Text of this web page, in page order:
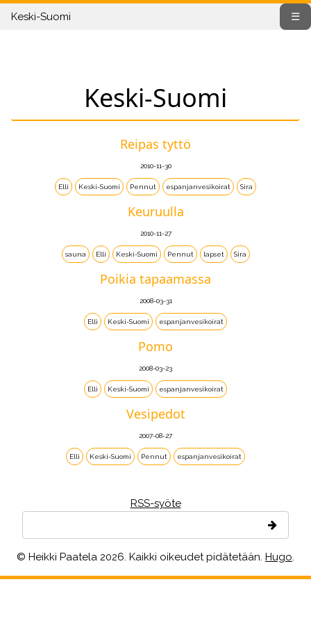
☰
Keski-Suomi
Keski-Suomi
Reipas tyttö
2010-11-30
Elli Keski-Suomi Pennut espanjanvesikoirat Sira
Keuruulla
2010-11-27
sauna Elli Keski-Suomi Pennut lapset Sira
Poikia tapaamassa
2008-03-31
Elli Keski-Suomi espanjanvesikoirat
Pomo
2008-03-23
Elli Keski-Suomi espanjanvesikoirat
Vesipedot
2007-08-27
Elli Keski-Suomi Pennut espanjanvesikoirat
RSS-syöte
© Heikki Paatela 2026. Kaikki oikeudet pidätetään. Hugo.